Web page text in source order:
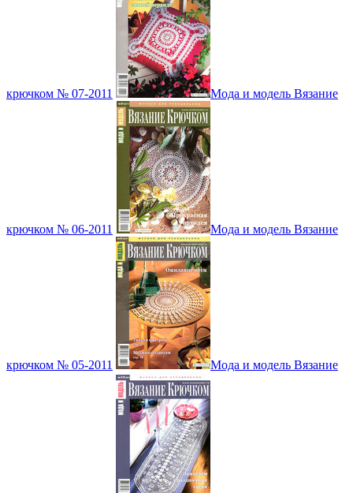
крючком № 07-2011 Мода и модель Вязание
крючком № 06-2011 Мода и модель Вязание
крючком № 05-2011 Мода и модель Вязание